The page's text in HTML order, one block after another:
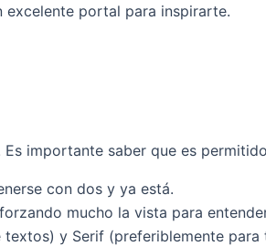
excelente portal para inspirarte.
importante saber que es
con dos y ya está.
mucho la vista para
y Serif (preferiblemente para